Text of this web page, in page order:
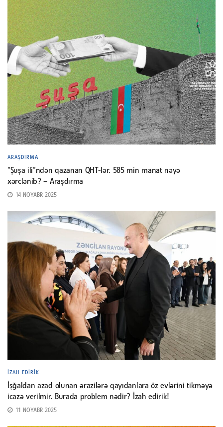
ARAŞDIRMA
“Şuşa ili”ndən qazanan QHT-lər. 585 min manat nəyə
xərclənib? – Araşdırma
14 NOYABR 2025
İZAH EDIRIK
İşğaldan azad olunan ərazilərə qayıdanlara öz evlərini tikməyə
icazə verilmir. Burada problem nədir? İzah edirik!
11 NOYABR 2025